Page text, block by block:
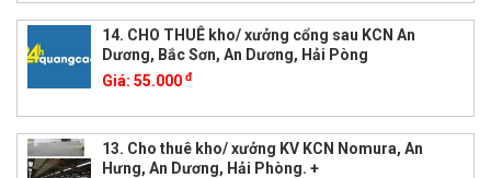
14. CHO THUÊ kho/ xưởng cổng sau KCN An
Dương, Bắc Sơn, An Dương, Hải Pòng
Giá: 55.000 đ
13. Cho thuê kho/ xưởng KV KCN Nomura, An
Hưng, An Dương, Hải Phòng. +